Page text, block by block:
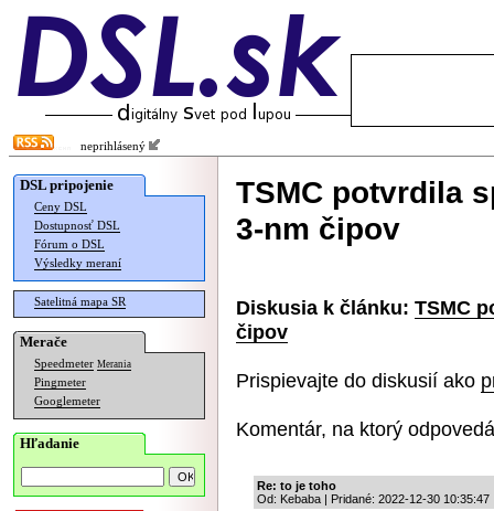
neprihlásený
DSL pripojenie
Ceny DSL
Dostupnosť DSL
Fórum o DSL
Výsledky meraní
Satelitná mapa SR
Merače
Speedmeter Merania
Pingmeter
Googlemeter
Hľadanie
TSMC potvrdila
3-nm čipov
Diskusia k článku: TSMC
čipov
Prispievajte do diskusií ako
Komentár, na ktorý
Re: to je toho
Od: Kebaba | Pridané: 2022-12-30 10:35:47